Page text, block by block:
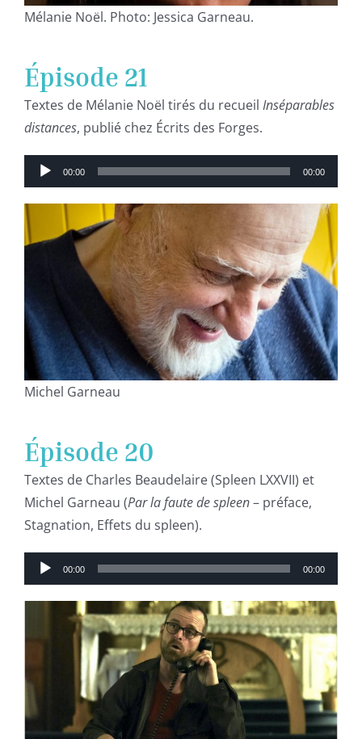
Mélanie Noël. Photo: Jessica Garneau.
Épisode 21
Textes de Mélanie Noël tirés du recueil Inséparables
distances, publié chez Écrits des Forges.
Lecteur
audio
00:00 00:00
Michel Garneau
Épisode 20
Textes de Charles Beaudelaire (Spleen LXXVII) et
Michel Garneau (Par la faute de spleen– préface,
Stagnation, Effets du spleen).
Lecteur
audio
00:00 00:00